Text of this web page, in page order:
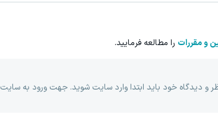
و مقررات را مطالعه فرمایید.
و دیدگاه خود باید ابتدا وارد سایت شوید. جهت ورود به سایت